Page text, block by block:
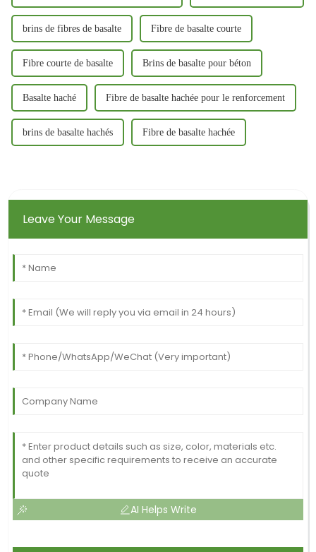
brins de fibres de basalte Fibre de basalte courte
Fibre courte de basalte Brins de basalte pour béton
Basalte haché Fibre de basalte hachée pour le renforcement
brins de basalte hachés Fibre de basalte hachée
Leave Your Message
AI Helps Write